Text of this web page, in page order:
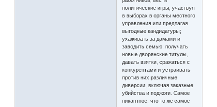
политические игры, участвуя
в выборах в органы местного
управления или предлагая
выгодные кандидатуры;
ухаживать за дамами и
заводить семью; получать
новые дворянские титулы,
давать взятки, сражаться с
конкурентами и устраивать
против них различные
диверсии, включая заказные
убийства и поджоги. Самое
пикантное, что то же самое